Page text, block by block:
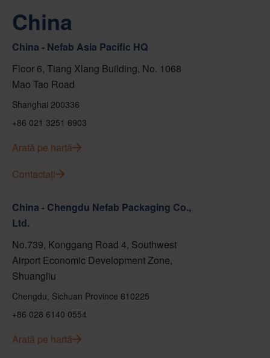
China
China - Nefab Asia Pacific HQ
Floor 6, Tiang Xlang Building, No. 1068
Mao Tao Road
Shanghai 200336
+86 021 3251 6903
Arată pe hartă
Contactați
China - Chengdu Nefab Packaging Co.,
Ltd.
No.739, Konggang Road 4, Southwest
Airport Economic Development Zone,
Shuangliu
Chengdu, Sichuan Province 610225
+86 028 6140 0554
Arată pe hartă